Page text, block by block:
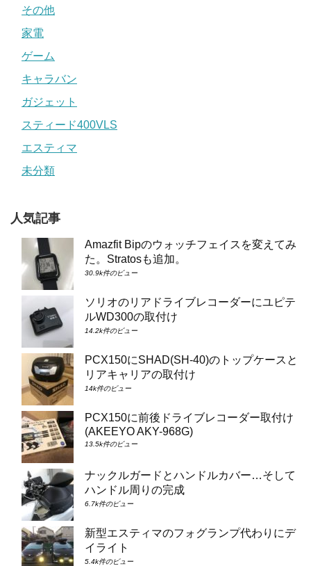
その他
家電
ゲーム
キャラバン
ガジェット
スティード400VLS
エスティマ
未分類
人気記事
Amazfit Bipのウォッチフェイスを変えてみ
た。Stratosも追加。
30.9k件のビュー
ソリオのリアドライブレコーダーにユピテ
ルWD300の取付け
14.2k件のビュー
PCX150にSHAD(SH-40)のトップケースと
リアキャリアの取付け
14k件のビュー
PCX150に前後ドライブレコーダー取付け
(AKEEYO AKY-968G)
13.5k件のビュー
ナックルガードとハンドルカバー…そして
ハンドル周りの完成
6.7k件のビュー
新型エスティマのフォグランプ代わりにデ
イライト
5.4k件のビュー